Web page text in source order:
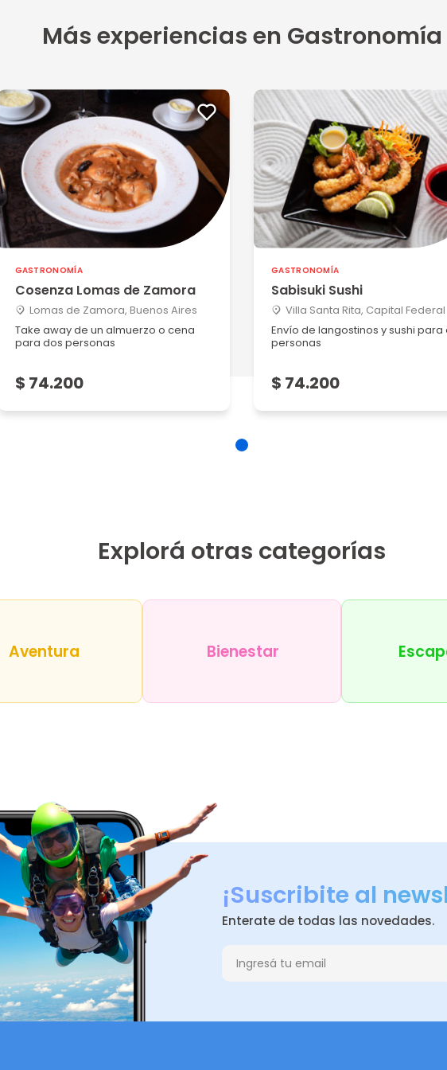
Más experiencias en Gastronomía
GASTRONOMÍA
Cosenza Lomas de Zamora
Lomas de Zamora, Buenos Aires
Take away de un almuerzo o cena
para dos personas
$ 74.200
GASTRONOMÍA
Sabisuki Sushi
Villa Santa Rita, Capital Federal
Envío de langostinos y sushi para
personas
$ 74.200
Explorá otras categorías
Aventura Bienestar
¡Suscribite al
Enterate de todas las novedades.